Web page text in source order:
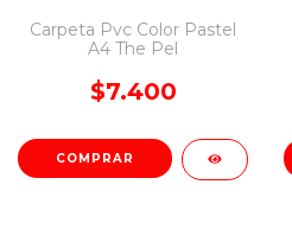
Carpeta Pvc Color Pastel
A4 The Pel
$7.400
COMPRAR